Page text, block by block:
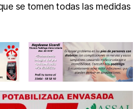
se tomen todas las medidas